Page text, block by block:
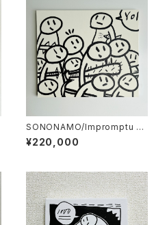
SONONAMO/Impromptu se
ries-Armed Crowds
¥220,000